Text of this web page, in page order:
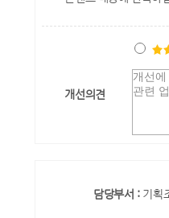
개선의견
담당부서 : 기획